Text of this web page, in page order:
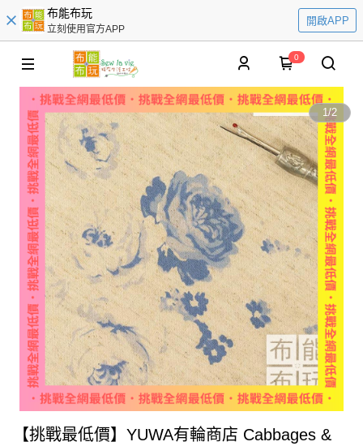
布能布玩
立刻使用官方APP
開啟APP
0
1/2
【挑戰最低價】YUWA有輪商店 Cabbages &